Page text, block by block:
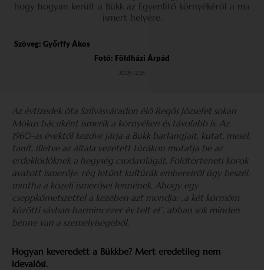
hogy hogyan került a Bükk az Egyenlítő környékéről a ma
ismert helyére.
Szöveg: Győrffy Ákos
Fotó: Földházi Árpád
2025.12.25.
Az évtizedek óta Szilvásváradon élő Regős Józsefet sokan
Mókus bácsiként ismerik a környéken és távolabb is. Az
1960-as évektől kezdve járja a Bükk barlangjait, kutat, mesél,
tanít, illetve az általa vezetett túrákon mutatja be az
érdeklődőknek a hegység csodavilágát. Földtörténeti korok
avatott ismerője, rég letűnt kultúrák embereiről úgy beszél,
mintha a közeli ismerősei lennének. Ahogy egy
cseppkőmetszettel a kezében azt mondja: „a két körmöm
közötti sávban harmincezer év telt el”, abban sok minden
benne van a személyiségéből.
Hogyan keveredett a Bükkbe? Mert eredetileg nem
idevalósi.